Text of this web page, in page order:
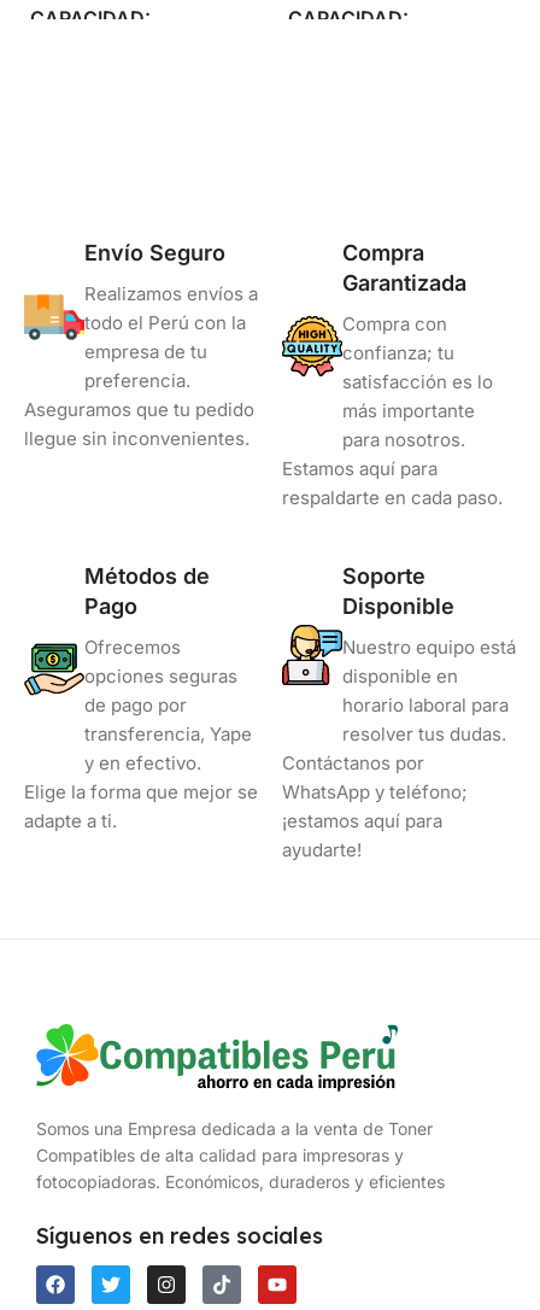
CAPACIDAD CAPACIDAD
Envío Seguro
Realizamos envíos a
todo el Perú con la
empresa de tu
preferencia.
Aseguramos que tu pedido
llegue sin inconvenientes.
Compra
Garantizada
Compra con
confianza; tu
satisfacción es lo
más importante
para nosotros.
Estamos aquí para
respaldarte en cada paso.
Métodos de
Pago
Ofrecemos
opciones seguras
de pago por
transferencia, Yape
y en efectivo.
Elige la forma que mejor se
adapte a ti.
Soporte
Disponible
Nuestro equipo está
disponible en
horario laboral para
resolver tus dudas.
Contáctanos por
WhatsApp y teléfono;
¡estamos aquí para
ayudarte!
Somos una Empresa dedicada a la venta de Toner
Compatibles de alta calidad para impresoras y
fotocopiadoras. Económicos, duraderos y eficientes
Síguenos en redes sociales